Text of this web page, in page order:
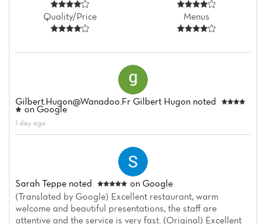
Quality/Price Menus
Gilbert.hugon@wanadoo.fr Gilbert Hugon noted
on Google
1 day ago
Sarah Teppe noted
on Google
(Translated by Google) Excellent restaurant, warm
welcome and beautiful presentations, the staff are
attentive and the service is very fast. (Original) Excellent